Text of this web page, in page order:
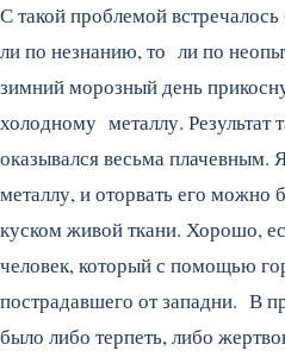
С такой проблемой
ли по незнанию, то ли по
зимний морозный день
холодному металлу. Результат
оказывался весьма плачевным.
металлу, и оторвать его можно
куском живой ткани. Хорошо,
человек, который с помощью
пострадавшего от западни. В
было либо терпеть, либо